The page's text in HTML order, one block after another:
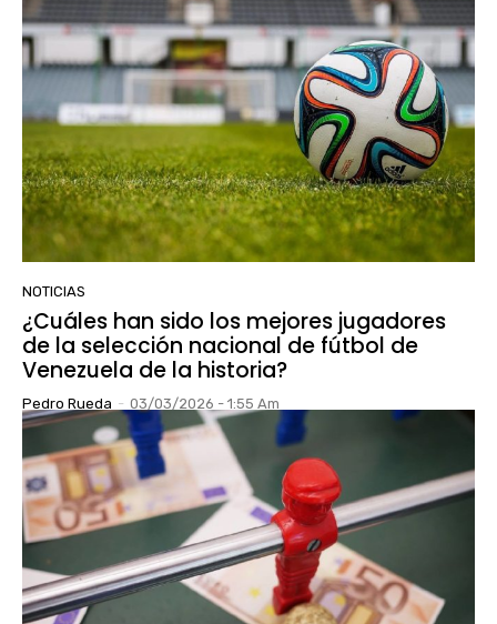
NOTICIAS
¿Cuáles han sido los mejores jugadores
de la selección nacional de fútbol de
Venezuela de la historia?
Pedro Rueda - 03/03/2026 - 1:55 Am